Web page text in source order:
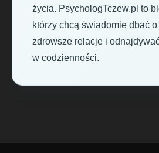
życia. PsychologTczew.pl to
którzy chcą świadomie dbać
zdrowsze relacje i
w codzienności.